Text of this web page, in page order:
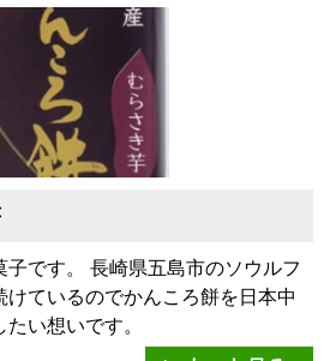
です。 長崎県五島市のソウルフ
ているのでかんころ餅を日本中
い想いです。